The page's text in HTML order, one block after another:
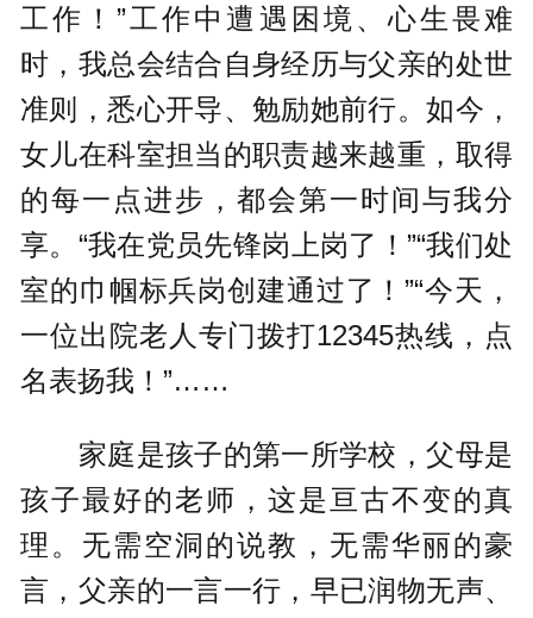
工作！”工作中遭遇困境、心生畏难
时，我总会结合自身经历与父亲的处世
准则，悉心开导、勉励她前行。如今，
女儿在科室担当的职责越来越重，取得
的每一点进步，都会第一时间与我分
享。“我在党员先锋岗上岗了！”“我们处
室的巾帼标兵岗创建通过了！”“今天，
一位出院老人专门拨打12345热线，点
名表扬我！”……
家庭是孩子的第一所学校，父母是
孩子最好的老师，这是亘古不变的真
理。无需空洞的说教，无需华丽的豪
言，父亲的一言一行，早已润物无声、